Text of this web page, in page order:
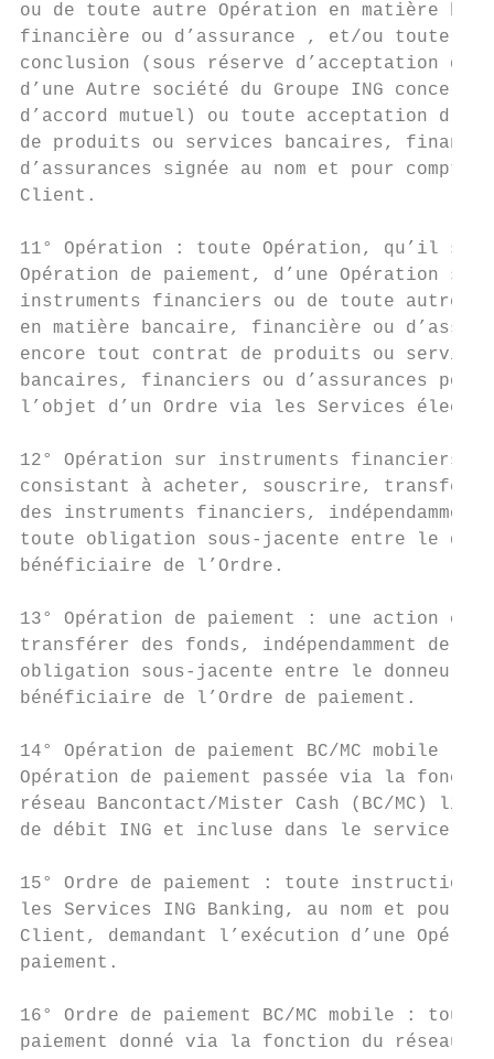
ou de toute autre Opération en matière
financière ou d’assurance , et/ou toute
conclusion (sous réserve d’acceptation
d’une Autre société du Groupe ING
d’accord mutuel) ou toute acceptation
de produits ou services bancaires,
d’assurances signée au nom et pour
Client.
11° Opération : toute Opération, qu’il
Opération de paiement, d’une
instruments financiers ou de toute autre
en matière bancaire, financière ou
encore tout contrat de produits ou
bancaires, financiers ou d’assurances
l’objet d’un Ordre via les Services
12° Opération sur instruments financiers
consistant à acheter, souscrire, transférer
des instruments financiers,
toute obligation sous-jacente entre le
bénéficiaire de l’Ordre.
13° Opération de paiement : une action
transférer des fonds, indépendamment
obligation sous-jacente entre le donneur
bénéficiaire de l’Ordre de paiement.
14° Opération de paiement BC/MC
Opération de paiement passée via la
réseau Bancontact/Mister Cash (BC/MC)
de débit ING et incluse dans le service ing
15° Ordre de paiement : toute
les Services ING Banking, au nom et pour
Client, demandant l’exécution d’une
paiement.
16° Ordre de paiement BC/MC mobile :
paiement donné via la fonction du